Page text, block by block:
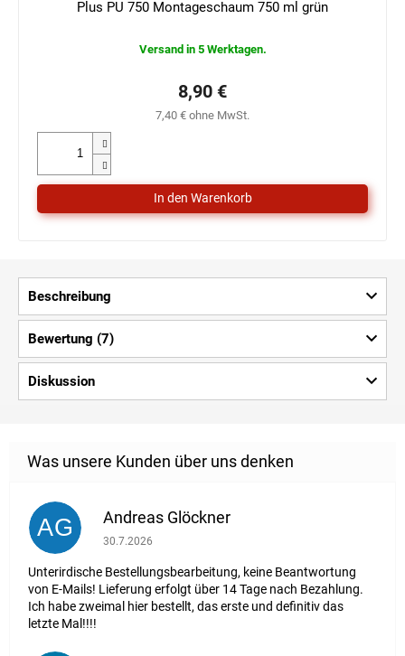
Plus PU 750 Montageschaum 750 ml grün
Versand in 5 Werktagen.
7,40 € ohne MwSt.
8,90 €
Beschreibung
Bewertung (7)
Diskussion
AG Andreas Glöckner
Die Shop-Bewertung beträgt 1 von 5 Sternen.
30.7.2026
Unterirdische Bestellungsbearbeitung, keine Beantwortung
von E-Mails! Lieferung erfolgt über 14 Tage nach Bezahlung.
Ich habe zweimal hier bestellt, das erste und definitiv das
letzte Mal!!!!